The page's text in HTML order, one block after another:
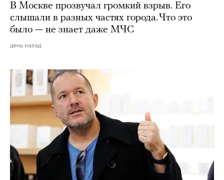
В Москве прозвучал громкий взрыв. Его
слышали в разных частях города. Что это
было — не знает даже МЧС
день назад